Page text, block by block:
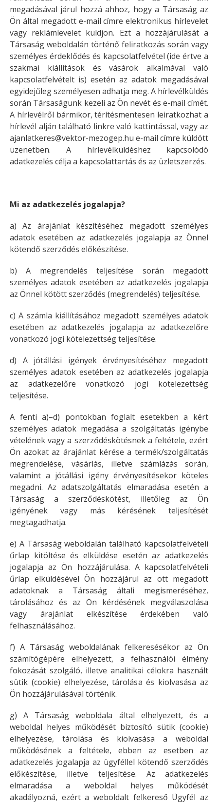
megadásával járul hozzá ahhoz, hogy a Társaság az
Ön által megadott e-mail címre elektronikus hírlevelet
vagy reklámlevelet küldjön. Ezt a hozzájárulását a
Társaság weboldalán történő feliratkozás során vagy
személyes érdeklődés és kapcsolatfelvétel (ide értve a
szakmai kiállítások és vásárok alkalmával való
kapcsolatfelvételt is) esetén az adatok megadásával
egyidejűleg személyesen adhatja meg. A hírlevélküldés
során Társaságunk kezeli az Ön nevét és e-mail címét.
A hírlevélről bármikor, térítésmentesen leiratkozhat a
hírlevél alján található linkre való kattintással, vagy az
ajanlatkeres@vektor-mezogep.hu e-mail címre küldött
üzenetben. A hírlevélküldéshez kapcsolódó
adatkezelés célja a kapcsolattartás és az üzletszerzés.
Mi az adatkezelés jogalapja?
a) Az árajánlat készítéséhez megadott személyes
adatok esetében az adatkezelés jogalapja az Önnel
kötendő szerződés előkészítése.
b) A megrendelés teljesítése során megadott
személyes adatok esetében az adatkezelés jogalapja
az Önnel kötött szerződés (megrendelés) teljesítése.
c) A számla kiállításához megadott személyes adatok
esetében az adatkezelés jogalapja az adatkezelőre
vonatkozó jogi kötelezettség teljesítése.
d) A jótállási igények érvényesítéséhez megadott
személyes adatok esetében az adatkezelés jogalapja
az adatkezelőre vonatkozó jogi kötelezettség
teljesítése.
A fenti a)–d) pontokban foglalt esetekben a kért
személyes adatok megadása a szolgáltatás igénybe
vételének vagy a szerződéskötésnek a feltétele, ezért
Ön azokat az árajánlat kérése a termék/szolgáltatás
megrendelése, vásárlás, illetve számlázás során,
valamint a jótállási igény érvényesítésekor köteles
megadni. Az adatszolgáltatás elmaradása esetén a
Társaság a szerződéskötést, illetőleg az Ön
igényének vagy más kérésének teljesítését
megtagadhatja.
e) A Társaság weboldalán található kapcsolatfelvételi
űrlap kitöltése és elküldése esetén az adatkezelés
jogalapja az Ön hozzájárulása. A kapcsolatfelvételi
űrlap elküldésével Ön hozzájárul az ott megadott
adatoknak a Társaság általi megismeréséhez,
tárolásához és az Ön kérdésének megválaszolása
vagy árajánlat elkészítése érdekében való
felhasználásához.
f) A Társaság weboldalának felkeresésékor az Ön
számítógépére elhelyezett, a felhasználói élmény
fokozását szolgáló, illetve analitikai célokra használt
sütik (cookie) elhelyezése, tárolása és kiolvasása az
Ön hozzájárulásával történik.
g) A Társaság weboldala által elhelyezett, és a
weboldal helyes működését biztosító sütik (cookie)
elhelyezése, tárolása és kiolvasása a weboldal
működésének a feltétele, ebben az esetben az
adatkezelés jogalapja az ügyféllel kötendő szerződés
előkészítése, illetve teljesítése. Az adatkezelés
elmaradása a weboldal helyes működését
akadályozná, ezért a weboldalt felkereső Ügyfél az